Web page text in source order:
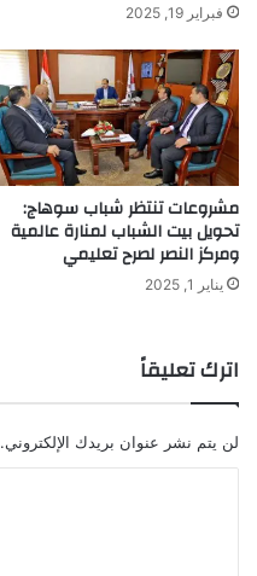
فبراير 19, 2025
مشروعات تنتظر شباب سوهاج:
تحويل بيت الشباب لمنارة عالمية
ومركز النصر لصرح تعليمي
يناير 1, 2025
اترك تعليقاً
لن يتم نشر عنوان بريدك الإلكتروني.